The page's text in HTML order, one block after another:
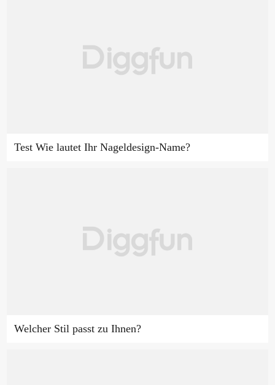
Test Wie lautet Ihr Nageldesign-Name?
Welcher Stil passt zu Ihnen?